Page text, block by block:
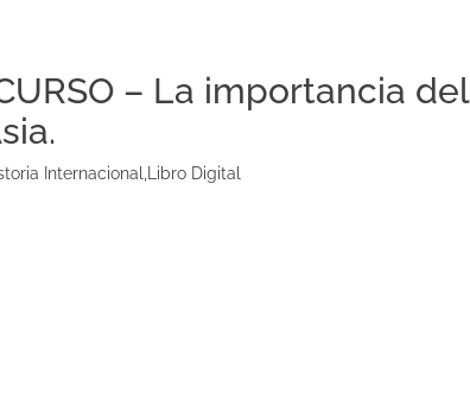
– La importancia del
Internacional Libro Digital